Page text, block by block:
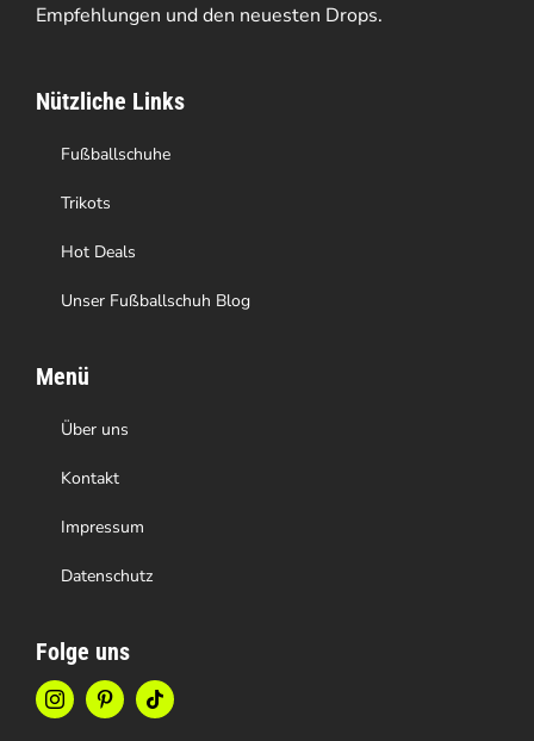
können
der
Produktseite
gewählt
werden
Empfehlungen und den neuesten Drops.
Nützliche Links
Fußballschuhe
Trikots
Hot Deals
Unser Fußballschuh Blog
Menü
Über uns
Kontakt
Impressum
Datenschutz
Folge uns